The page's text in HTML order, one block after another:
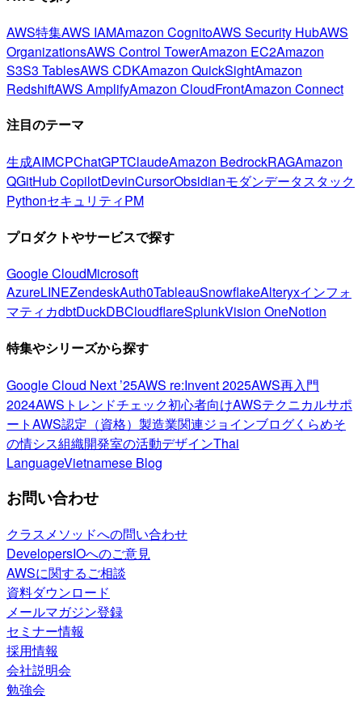
AWS特集AWS IAMAmazon CognitoAWS Security HubAWS
OrganizationsAWS Control TowerAmazon EC2Amazon
S3S3 TablesAWS CDKAmazon QuickSightAmazon
RedshiftAWS AmplifyAmazon CloudFrontAmazon Connect
注目のテーマ
生成AIMCPChatGPTClaudeAmazon BedrockRAGAmazon
QGitHub CopilotDevinCursorObsidianモダンデータスタック
PythonセキュリティPM
プロダクトやサービスで探す
Google CloudMicrosoft
AzureLINEZendeskAuth0TableauSnowflakeAlteryxインフォ
マティカdbtDuckDBCloudflareSplunkVision OneNotion
特集やシリーズから探す
Google Cloud Next ’25AWS re:Invent 2025AWS再入門
2024AWSトレンドチェック初心者向けAWSテクニカルサポ
ートAWS認定（資格） 製造業関連ジョインブログくらめそ
の情シス組織開発室の活動デザインThai
LanguageVietnamese Blog
お問い合わせ
クラスメソッドへの問い合わせ
DevelopersIOへのご意見
AWSに関するご相談
資料ダウンロード
メールマガジン登録
セミナー情報
採用情報
会社説明会
勉強会